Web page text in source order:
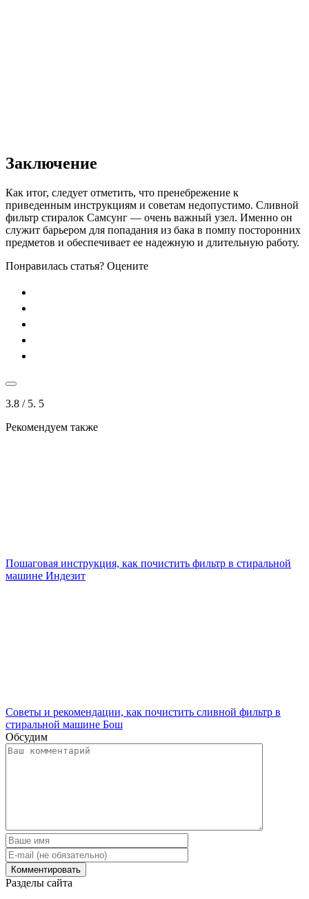
Заключение
Как итог, следует отметить, что пренебрежение к
приведенным инструкциям и советам недопустимо. Сливной
фильтр стиралок Самсунг — очень важный узел. Именно он
служит барьером для попадания из бака в помпу посторонних
предметов и обеспечивает ее надежную и длительную работу.
Понравилась статья? Оцените
3.8 / 5. 5
Рекомендуем также
Пошаговая инструкция, как почистить фильтр в стиральной
машине Индезит
Советы и рекомендации, как почистить сливной фильтр в
стиральной машине Бош
Обсудим
Разделы сайта